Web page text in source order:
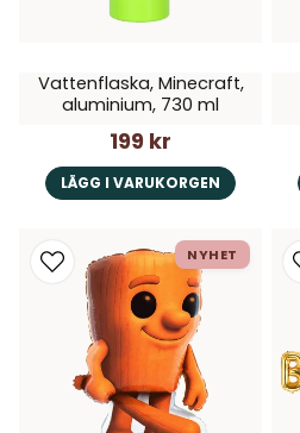
Vattenflaska, Minecraft,
aluminium, 730 ml
199 kr
LÄGG I VARUKORGEN
NYHET